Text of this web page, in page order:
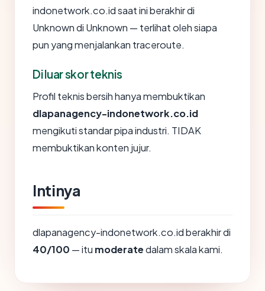
indonetwork.co.id saat ini berakhir di
Unknown di Unknown — terlihat oleh siapa
pun yang menjalankan traceroute.
Di luar skor teknis
Profil teknis bersih hanya membuktikan
dlapanagency-indonetwork.co.id
mengikuti standar pipa industri. TIDAK
membuktikan konten jujur.
Intinya
dlapanagency-indonetwork.co.id berakhir di
40/100 — itu moderatedalam skala kami.